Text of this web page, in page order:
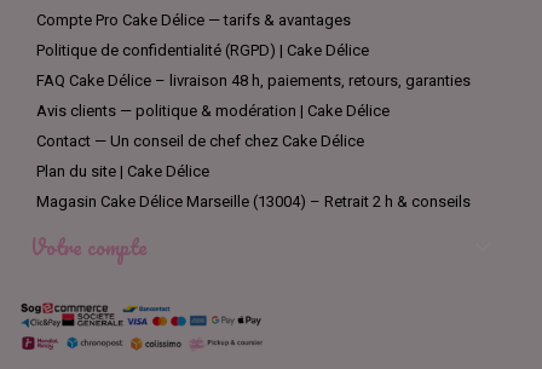
Compte Pro Cake Délice — tarifs & avantages
Politique de confidentialité (RGPD) | Cake Délice
FAQ Cake Délice – livraison 48 h, paiements, retours, garanties
Avis clients — politique & modération | Cake Délice
Contact — Un conseil de chef chez Cake Délice
Plan du site | Cake Délice
Magasin Cake Délice Marseille (13004) – Retrait 2 h & conseils
Votre compte